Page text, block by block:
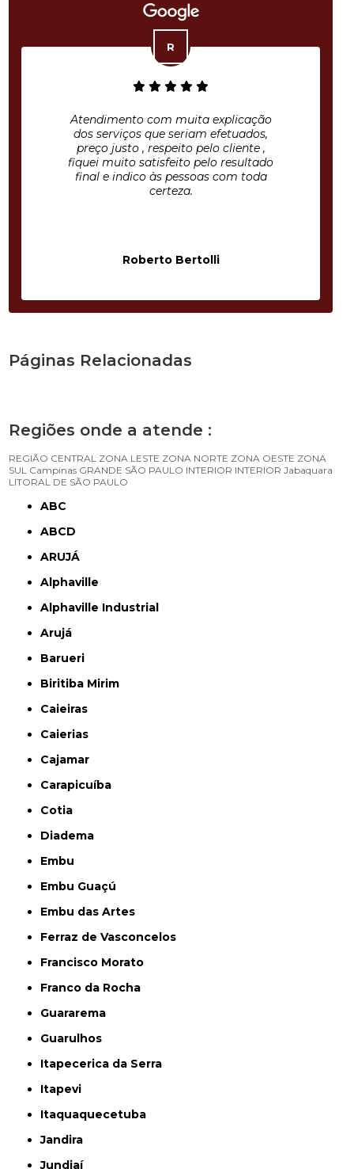
Atendimento com muita explicação
dos serviços que seriam efetuados,
preço justo , respeito pelo cliente ,
fiquei muito satisfeito pelo resultado
final e indico às pessoas com toda
certeza.
Roberto Bertolli
Páginas Relacionadas
Regiões onde a atende :
REGIÃO CENTRAL ZONA LESTE ZONA NORTE ZONA OESTE ZONA
SUL Campinas GRANDE SÃO PAULO INTERIOR INTERIOR Jabaquara
LITORAL DE SÃO PAULO
ABC
ABCD
ARUJÁ
Alphaville
Alphaville Industrial
Arujá
Barueri
Biritiba Mirim
Caieiras
Caierias
Cajamar
Carapicuíba
Cotia
Diadema
Embu
Embu Guaçú
Embu das Artes
Ferraz de Vasconcelos
Francisco Morato
Franco da Rocha
Guararema
Guarulhos
Itapecerica da Serra
Itapevi
Itaquaquecetuba
Jandira
Jundiaí